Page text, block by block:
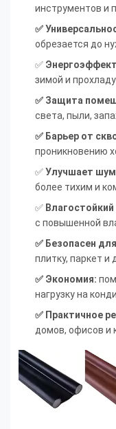
инструментов и
✅
обрезается до
✅
зимой и
✅ Защита
света, пыли,
✅ Барьер от
проникновению
✅Улучшает
более тихим и
✅
с повышенной
✅ Безопасен
плитку, паркет и
✅ Экономия:
нагрузку на
✅ Практичное
домов, офисов и